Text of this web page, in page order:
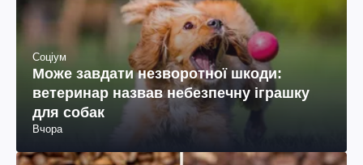
Соціум
Може завдати незворотної шкоди:
ветеринар назвав небезпечну іграшку
для собак
Вчора